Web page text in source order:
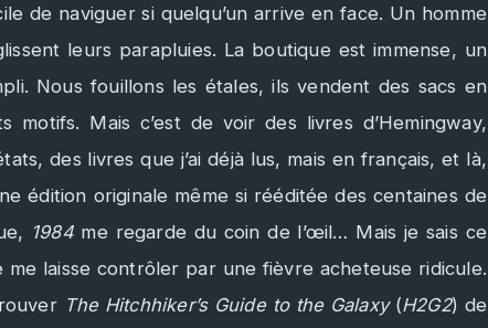
de naviguer si quelqu’un arrive en face. Un homme
leurs parapluies. La boutique est immense, un
Nous fouillons les étales, ils vendent des sacs en
motifs. Mais c’est de voir des livres d’Hemingway,
des livres que j’ai déjà lus, mais en français, et là,
édition originale même si rééditée des centaines de
1984me regarde du coin de l’œil… Mais je sais ce
laisse contrôler par une fièvre acheteuse ridicule.
The Hitchhiker’s Guide to the Galaxy(H2G2) de